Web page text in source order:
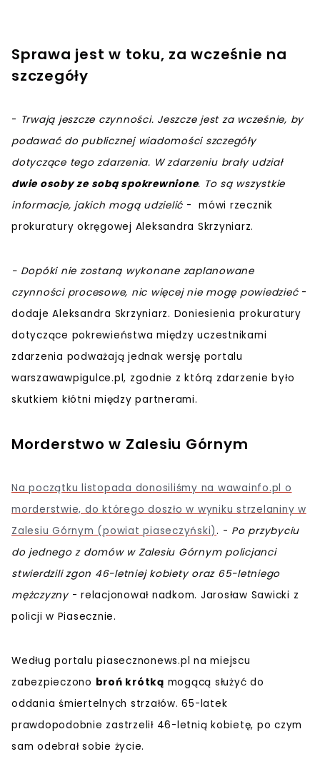
Sprawa jest w toku, za wcześnie na
szczegóły
- Trwają jeszcze czynności. Jeszcze jest za wcześnie, by
podawać do publicznej wiadomości szczegóły
dotyczące tego zdarzenia. W zdarzeniu brały udział
dwie osoby ze sobą spokrewnione. To są wszystkie
informacje, jakich mogą udzielić - mówi rzecznik
prokuratury okręgowej Aleksandra Skrzyniarz.
-Dopóki nie zostaną wykonane zaplanowane
czynności procesowe, nic więcej nie mogę powiedzieć-
dodaje Aleksandra Skrzyniarz. Doniesienia prokuratury
dotyczące pokrewieństwa między uczestnikami
zdarzenia podważają jednak wersję portalu
warszawawpigulce.pl, zgodnie z którą zdarzenie było
skutkiem kłótni między partnerami.
Morderstwo w Zalesiu Górnym
Na początku listopada donosiliśmy na wawainfo.pl o
morderstwie, do którego doszło w wyniku strzelaniny w
Zalesiu Górnym (powiat piaseczyński). - Po przybyciu
do jednego z domów w Zalesiu Górnym policjanci
stwierdzili zgon 46-letniej kobiety oraz 65-letniego
mężczyzny- relacjonował nadkom. Jarosław Sawicki z
policji w Piasecznie.
Według portalu piasecznonews.pl na miejscu
zabezpieczono broń krótką mogącą służyć do
oddania śmiertelnych strzałów. 65-latek
prawdopodobnie zastrzelił 46-letnią kobietę, po czym
sam odebrał sobie życie.